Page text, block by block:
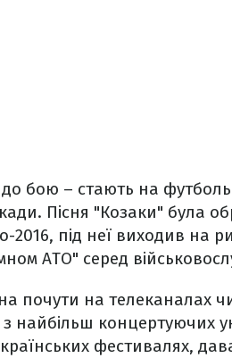
бою – стають на
Пісня "Козаки" була
2016, під неї виходив на
АТО" серед
почути на телеканалах
концертуючих
фестивалях,